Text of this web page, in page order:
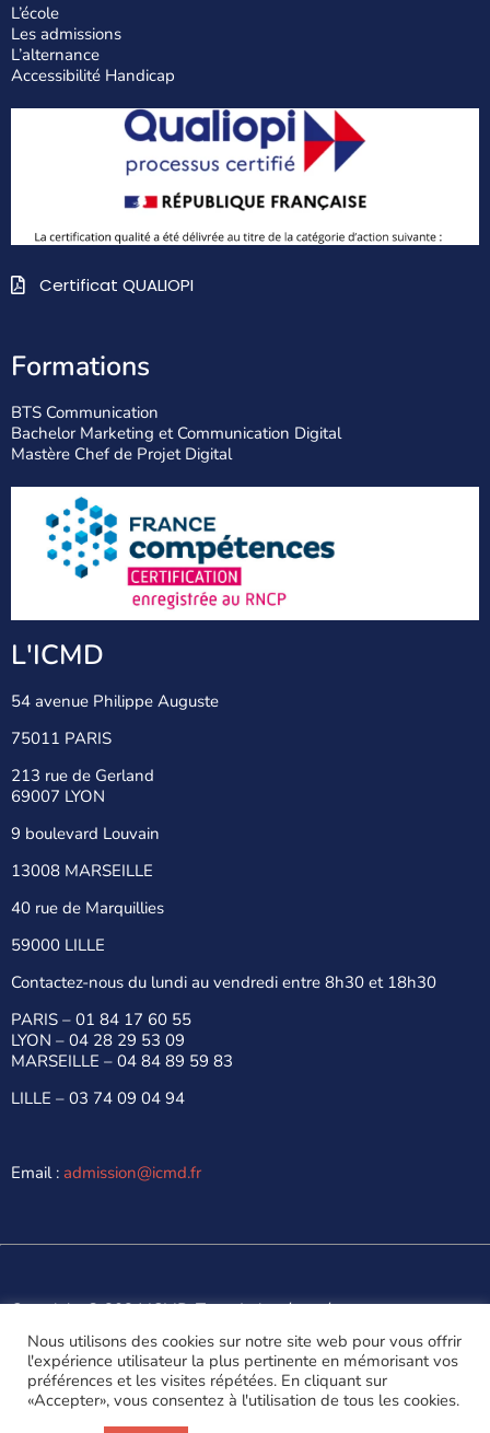
L’école
Les admissions
L’alternance
Accessibilité Handicap
Certificat QUALIOPI
Formations
BTS Communication
Bachelor Marketing et Communication Digital
Mastère Chef de Projet Digital
L'ICMD
54 avenue Philippe Auguste
75011 PARIS
213 rue de Gerland
69007 LYON
9 boulevard Louvain
13008 MARSEILLE
40 rue de Marquillies
59000 LILLE
Contactez-nous du lundi au vendredi entre 8h30 et 18h30
PARIS – 01 84 17 60 55
LYON – 04 28 29 53 09
MARSEILLE – 04 84 89 59 83
LILLE – 03 74 09 04 94
Email : admission@icmd.fr
Copyright © 2024 ICMD. Tous droits réservés.
Made with
by Digitalify
Politique de confidentialité Mentions Légales
Conditions Générales de Vente
Nous utilisons des cookies sur notre site web pour vous offrir
l'expérience utilisateur la plus pertinente en mémorisant vos
préférences et les visites répétées. En cliquant sur
«Accepter», vous consentez à l'utilisation de tous les cookies.